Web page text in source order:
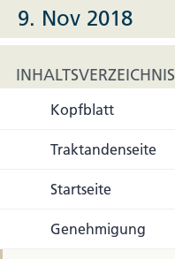
9. Nov 2018
INHALTSVERZEICHNIS
Kopfblatt
Traktandenseite
Startseite
Genehmigung